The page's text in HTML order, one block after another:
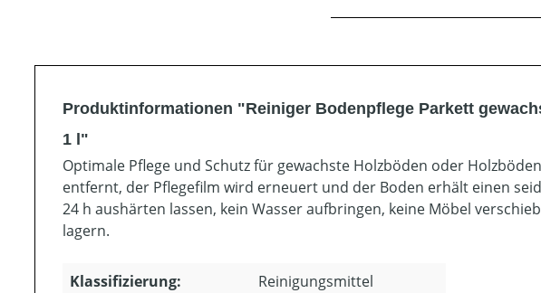
Produktinformationen "Reiniger Bodenpflege Parkett
1 l"
Optimale Pflege und Schutz für gewachste Holzböden oder
entfernt, der Pflegefilm wird erneuert und der Boden erhält einen
24 h aushärten lassen, kein Wasser aufbringen, keine Möbel
lagern.
Klassifizierung: Reinigungsmittel